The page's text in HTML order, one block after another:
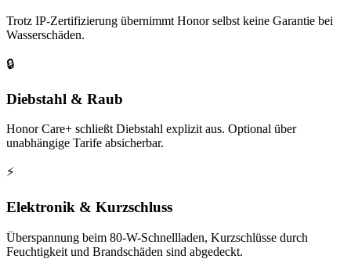
Trotz IP-Zertifizierung übernimmt Honor selbst keine Garantie bei
Wasserschäden.
🔒
Diebstahl & Raub
Honor Care+ schließt Diebstahl explizit aus. Optional über
unabhängige Tarife absicherbar.
⚡
Elektronik & Kurzschluss
Überspannung beim 80-W-Schnellladen, Kurzschlüsse durch
Feuchtigkeit und Brandschäden sind abgedeckt.